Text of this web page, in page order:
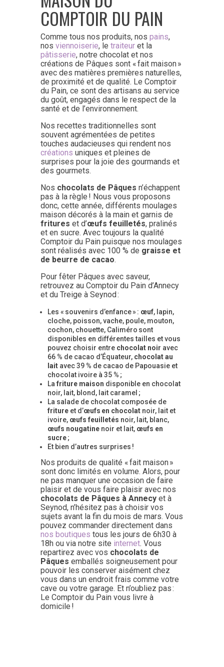
COMPTOIR DU PAIN
Comme tous nos produits, nos pains,
nos viennoiserie, le traiteuret la
pâtisserie, notre chocolat et nos
créations de Pâques sont « fait maison »
avec des matières premières naturelles,
de proximité et de qualité. Le Comptoir
du Pain, ce sont des artisans au service
du goût, engagés dans le respect de la
santé et de l’environnement.
Nos recettes traditionnelles sont
souvent agrémentées de petites
touches audacieuses qui rendent nos
créations uniques et pleines de
surprises pour la joie des gourmands et
des gourmets.
Nos chocolats de Pâques n’échappent
pas à la règle ! Nous vous proposons
donc, cette année, différents moulages
maison décorés à la main et garnis de
fritures et d’œufs feuilletés, pralinés
et en sucre. Avec toujours la qualité
Comptoir du Pain puisque nos moulages
sont réalisés avec 100 % de graisse et
de beurre de cacao.
Pour fêter Pâques avec saveur,
retrouvez au Comptoir du Pain d’Annecy
et du Treige à Seynod :
Les « souvenirs d’enfance » : œuf, lapin,
cloche, poisson, vache, poule, mouton,
cochon, chouette, Caliméro sont
disponibles en différentes tailles et vous
pouvez choisir entre chocolat noir avec
66 % de cacao d’Équateur, chocolat au
laitavec 39 % de cacao de Papouasie et
chocolat ivoire à 35 % ;
La friture maison disponible en chocolat
noir, lait, blond, lait caramel ;
La salade de chocolat composée de
fritureet d’œufs en chocolatnoir, lait et
ivoire, œufs feuilletés noir, lait, blanc,
œufs nougatinenoir et lait, œufs en
sucre;
Et bien d’autres surprises !
Nos produits de qualité « fait maison »
sont donc limités en volume. Alors, pour
ne pas manquer une occasion de faire
plaisir et de vous faire plaisir avec nos
chocolats de Pâques à Annecyet à
Seynod, n’hésitez pas à choisir vos
sujets avant la fin du mois de mars. Vous
pouvez commander directement dans
nos boutiques tous les jours de 6h30 à
18h ou via notre site internet. Vous
repartirez avec vos chocolats de
Pâques emballés soigneusement pour
pouvoir les conserver aisément chez
vous dans un endroit frais comme votre
cave ou votre garage. Et n’oubliez pas :
Le Comptoir du Pain vous livre à
domicile !